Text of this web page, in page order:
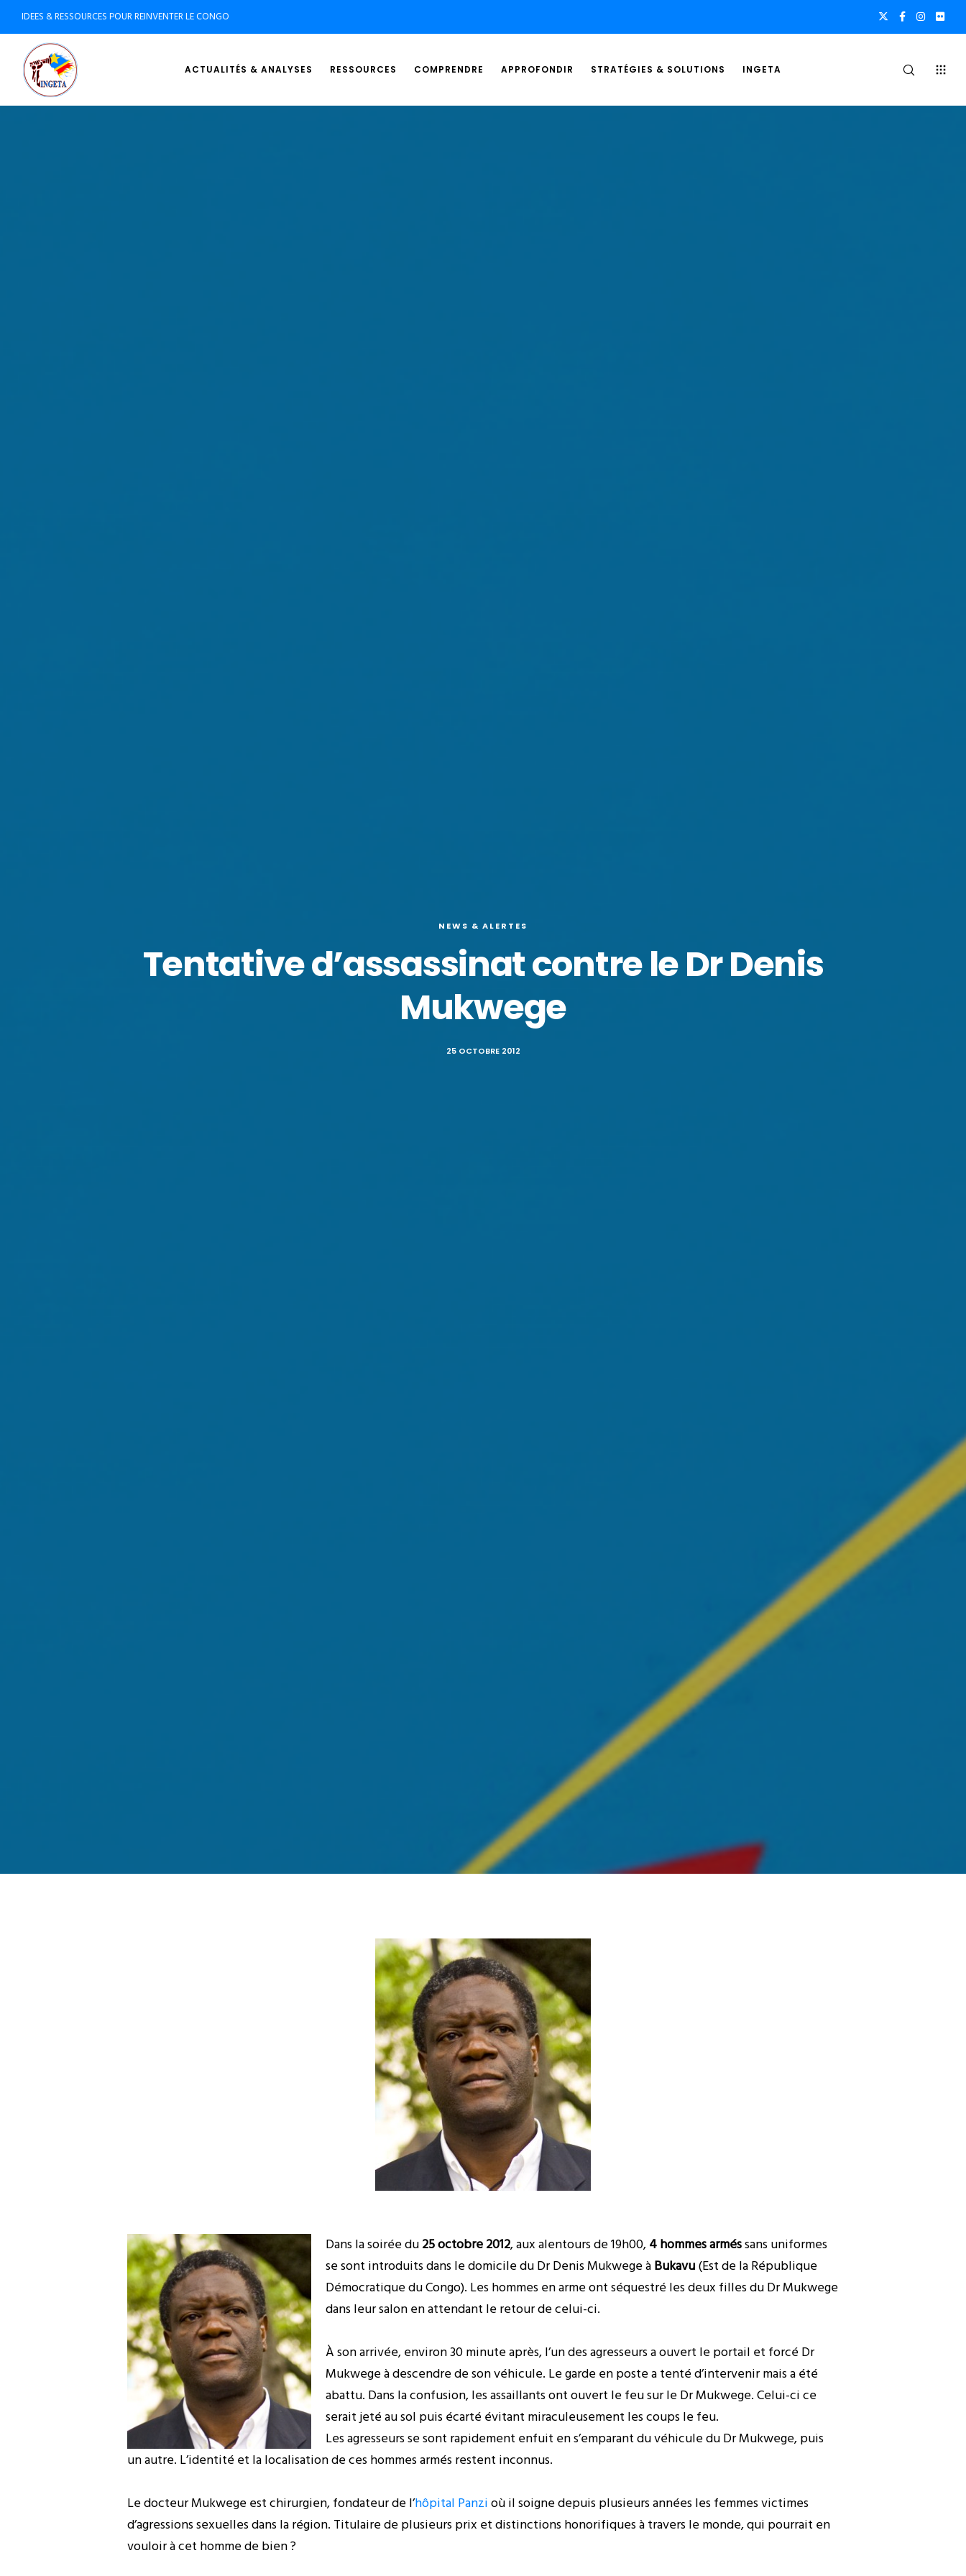
IDEES & RESSOURCES POUR REINVENTER LE CONGO
ACTUALITÉS & ANALYSES RESSOURCES COMPRENDRE APPROFONDIR STRATÉGIES & SOLUTIONS INGETA
NEWS & ALERTES
Tentative d’assassinat contre le Dr Denis
Mukwege
25 OCTOBRE 2012
Dans la soirée du25 octobre 2012, aux alentours de 19h00,4 hommes arméssans uniformes
se sont introduits dans le domicile du Dr Denis Mukwege àBukavu(Est de la République
Démocratique du Congo). Les hommes en arme ont séquestré les deux filles du Dr Mukwege
dans leur salon en attendant le retour de celui-ci.
À son arrivée, environ 30 minute après, l’un des agresseurs a ouvert le portail et forcé Dr
Mukwege à descendre de son véhicule. Le garde en poste a tenté d’intervenir mais a été
abattu. Dans la confusion, les assaillants ont ouvert le feu sur le Dr Mukwege. Celui-ci ce
serait jeté au sol puis écarté évitant miraculeusement les coups le feu.
Les agresseurs se sont rapidement enfuit en s’emparant du véhicule du Dr Mukwege, puis
un autre. L’identité et la localisation de ces hommes armés restent inconnus.
Le docteur Mukwege est chirurgien, fondateur de l’hôpital Panzioù il soigne depuis plusieurs années les femmes victimes
d’agressions sexuelles dans la région. Titulaire de plusieurs prix et distinctions honorifiques à travers le monde, qui pourrait en
vouloir à cet homme de bien ?